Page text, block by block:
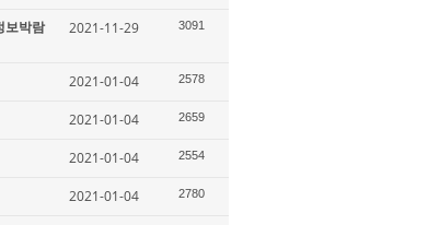
보박람
2021-11-29 3091
2021-01-04 2578
2021-01-04 2659
2021-01-04 2554
2021-01-04 2780